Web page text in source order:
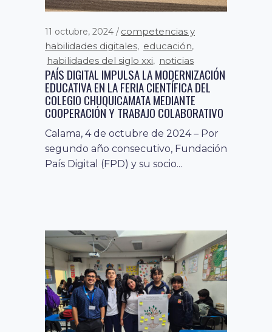
11 octubre, 2024
competencias y
habilidades digitales, educación,
habilidades del siglo xxi, noticias
PAÍS DIGITAL IMPULSA LA MODERNIZACIÓN
EDUCATIVA EN LA FERIA CIENTÍFICA DEL
COLEGIO CHUQUICAMATA MEDIANTE
COOPERACIÓN Y TRABAJO COLABORATIVO
Calama, 4 de octubre de 2024 – Por
segundo año consecutivo, Fundación
País Digital (FPD) y su socio...